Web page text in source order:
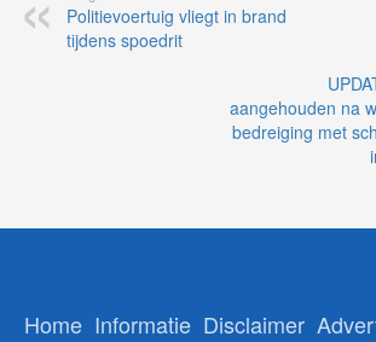
Politievoertuig vliegt in brand
tijdens spoedrit
aangehouden na
bedreiging met
Home Informatie Disclaimer